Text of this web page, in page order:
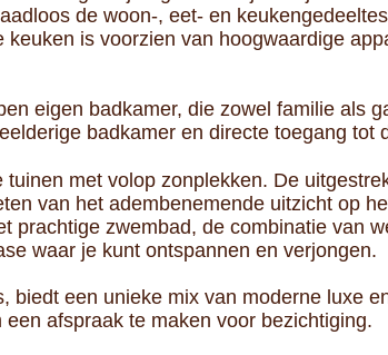
de woon-, eet- en
is voorzien van hoogwaardige
eigen badkamer, die zowel familie als
badkamer en directe toegang tot
met volop zonplekken. De
van het adembenemende uitzicht op
prachtige zwembad, de combinatie van
waar je kunt ontspannen en verjongen.
biedt een unieke mix van moderne luxe
afspraak te maken voor bezichtiging.